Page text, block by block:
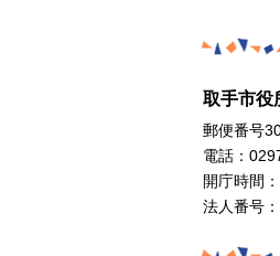
取手市役
郵便番号
電話：
開庁時間
法人番号